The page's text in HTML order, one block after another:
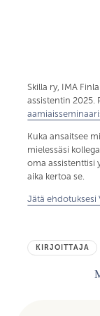
Skilla ry, IMA
assistentin 2025.
Kuka ansaitsee
mielessäsi
oma assistenttisi
aika kertoa se.
Jätä ehdotuksesi
KIRJOITTAJA